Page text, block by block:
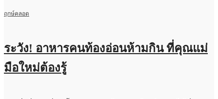
ฤกษ์คลอด
ระวัง! อาหารคนท้องอ่อนห้ามกิน ที่คุณแม่
มือใหม่ต้องรู้